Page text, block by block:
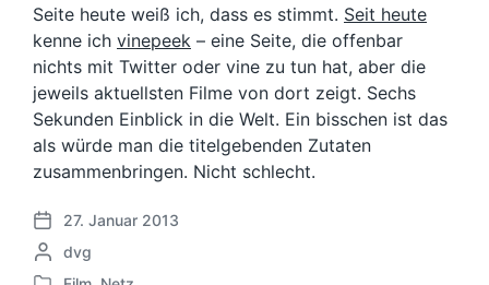
Seite heute weiß ich, dass es stimmt. Seit heute
kenne ich vinepeek – eine Seite, die offenbar
nichts mit Twitter oder vine zu tun hat, aber die
jeweils aktuellsten Filme von dort zeigt. Sechs
Sekunden Einblick in die Welt. Ein bisschen ist das
als würde man die titelgebenden Zutaten
zusammenbringen. Nicht schlecht.
V
e
r
27. Januar 2013
G
e
dvg